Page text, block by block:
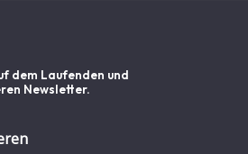
dem Laufenden und
Newsletter.